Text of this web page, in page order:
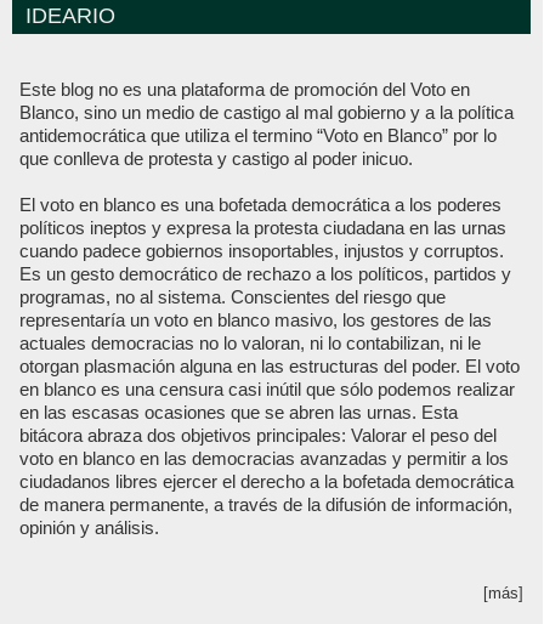
IDEARIO
Este blog no es una plataforma de promoción del Voto en
Blanco, sino un medio de castigo al mal gobierno y a la política
antidemocrática que utiliza el termino “Voto en Blanco” por lo
que conlleva de protesta y castigo al poder inicuo.
El voto en blanco es una bofetada democrática a los poderes
políticos ineptos y expresa la protesta ciudadana en las urnas
cuando padece gobiernos insoportables, injustos y corruptos.
Es un gesto democrático de rechazo a los políticos, partidos y
programas, no al sistema. Conscientes del riesgo que
representaría un voto en blanco masivo, los gestores de las
actuales democracias no lo valoran, ni lo contabilizan, ni le
otorgan plasmación alguna en las estructuras del poder. El voto
en blanco es una censura casi inútil que sólo podemos realizar
en las escasas ocasiones que se abren las urnas. Esta
bitácora abraza dos objetivos principales: Valorar el peso del
voto en blanco en las democracias avanzadas y permitir a los
ciudadanos libres ejercer el derecho a la bofetada democrática
de manera permanente, a través de la difusión de información,
opinión y análisis.
[más]